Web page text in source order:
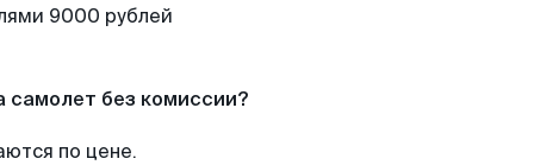
9000 рублей
самолет без комиссии?
по цене.